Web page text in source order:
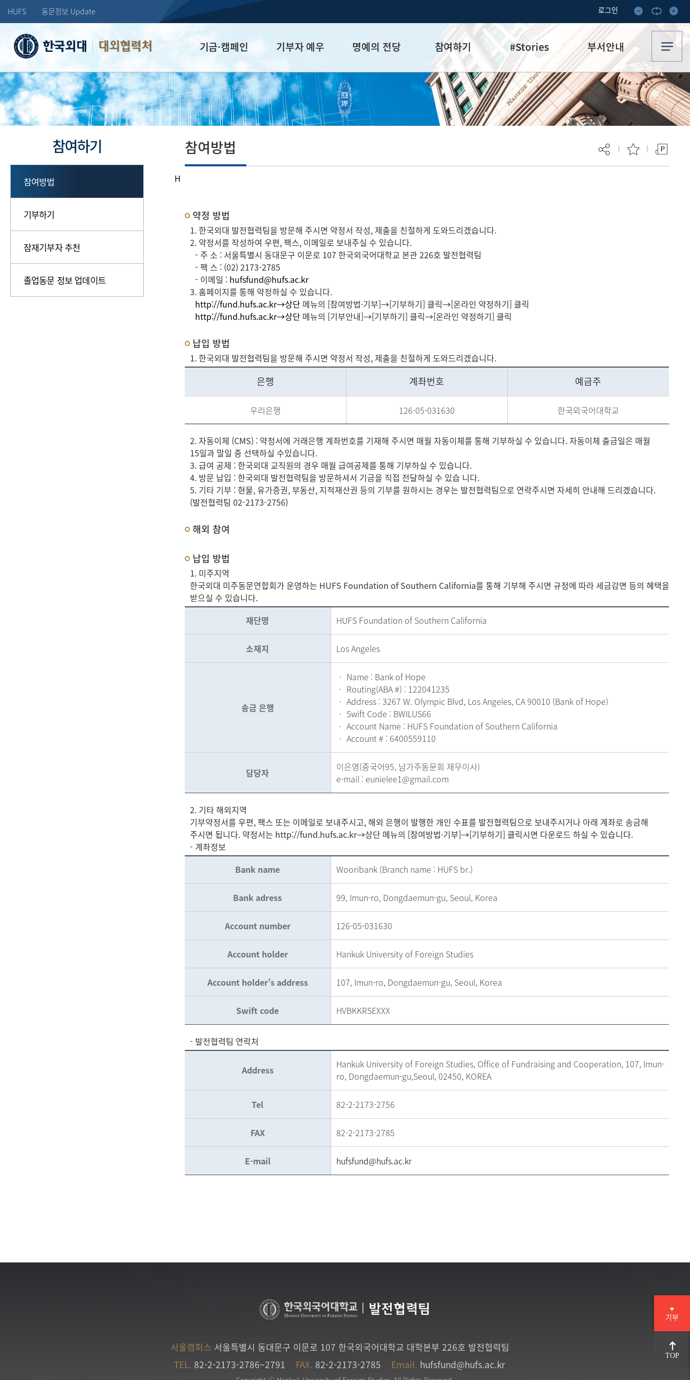
HUFS 동문정보 Update 로그인
대외협력처 기금·캠페인
학교발전기금
장학기금
선배드림 장학금
기부자 예우
예우 프로그램
세제 혜택
명예의 전당
HUFS Honor
Diamond Club
Platinum Club
참여하기
참여방법
기부하기
잠재기부자 추천
#Stories
기부·수혜스토리
기금소식
이달의 기부자
부서안내
업무안내
오시는 길
참여하기
참여방법
기부하기
잠재기부자 추천
졸업동문 정보 업데이트
H
참여방법
약정 방법
1. 한국외대 발전협력팀을 방문해 주시면 약정서 작성, 제출을 친절하게 도와드리겠습니다.
2. 약정서를 작성하여 우편, 팩스, 이메일로 보내주실 수 있습니다.
- 주 소 : 서울특별시 동대문구 이문로 107 한국외국어대학교 본관 226호 발전협력팀
- 팩 스 : (02) 2173-2785
- 이메일 : hufsfund@hufs.ac.kr
3. 홈페이지를 통해 약정하실 수 있습니다.
http://fund.hufs.ac.kr→상단메뉴의 [참여방법·기부]→[기부하기] 클릭→[온라인 약정하기] 클릭
http://fund.hufs.ac.kr→상단메뉴의 [기부안내]→[기부하기] 클릭→[온라인 약정하기] 클릭
납입 방법
1. 한국외대 발전협력팀을 방문해 주시면 약정서 작성, 제출을 친절하게 도와드리겠습니다.
은행 계좌번호 예금주
우리은행 126-05-031630 한국외국어대학교
2. 자동이체 (CMS) : 약정서에 거래은행 계좌번호를 기재해 주시면 매월 자동이체를 통해 기부하실 수 있습니다. 자동이체 출금일은 매월
15일과 말일 중 선택하실 수있습니다.
3. 급여 공제 : 한국외대 교직원의 경우 매월 급여공제를 통해 기부하실 수 있습니다.
4. 방문 납입 : 한국외대 발전협력팀을 방문하셔서 기금을 직접 전달하실 수 있습 니다.
5. 기타 기부 : 현물, 유가증권, 부동산, 지적재산권 등의 기부를 원하시는 경우는 발전협력팀으로 연락주시면 자세히 안내해 드리겠습니다.
(발전협력팀 02-2173-2756)
해외 참여
납입 방법
1. 미주지역
한국외대 미주동문연합회가 운영하는 HUFS Foundation of Southern California를 통해 기부해 주시면 규정에 따라 세금감면 등의 혜택을
받으실 수 있습니다.
재단명
HUFS Foundation of Southern California
소재지 Los Angeles
송금 은행
‧ Name : Bank of Hope
‧ Routing(ABA #) : 122041235
‧ Address : 3267 W. Olympic Blvd, Los Angeles, CA 90010 (Bank of Hope)
‧ Swift Code : BWILUS66
‧ Account Name : HUFS Foundation of Southern California
‧ Account # : 6400559110
담당자
이은영(중국어95, 남가주동문회 재무이사)
e-mail : eunielee1@gmail.com
2. 기타 해외지역
기부약정서를 우편, 팩스 또는 이메일로 보내주시고, 해외 은행이 발행한 개인 수표를 발전협력팀으로 보내주시거나 아래 계좌로 송금해
주시면 됩니다. 약정서는 http://fund.hufs.ac.kr→상단 메뉴의 [참여방법·기부]→[기부하기] 클릭시면 다운로드 하실 수 있습니다.
- 계좌정보
Bank name
Wooribank (Branch name : HUFS br.)
Bank adress 99, Imun-ro, Dongdaemun-gu, Seoul, Korea
Account number 126-05-031630
Account holder Hankuk University of Foreign Studies
Account holder’s address 107, Imun-ro, Dongdaemun-gu, Seoul, Korea
Swift code HVBKKRSEXXX
- 발전협력팀 연락처
Address
Hankuk University of Foreign Studies, Office of Fundraising and Cooperation, 107, Imun-
ro, Dongdaemun-gu,Seoul, 02450, KOREA
Tel 82-2-2173-2756
FAX 82-2-2173-2785
E-mail hufsfund@hufs.ac.kr
| 발전협력팀
서울캠퍼스 서울특별시 동대문구 이문로 107 한국외국어대학교 대학본부 226호 발전협력팀
TEL. 82-2-2173-2786~2791 FAX. 82-2-2173-2785 Email. hufsfund@hufs.ac.kr
♥
기부
TOP